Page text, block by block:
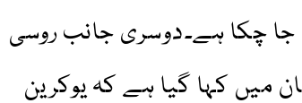
جا چکا ہے۔دوسری جانب روسی
میں کہا گیا ہے کہ یوکرین